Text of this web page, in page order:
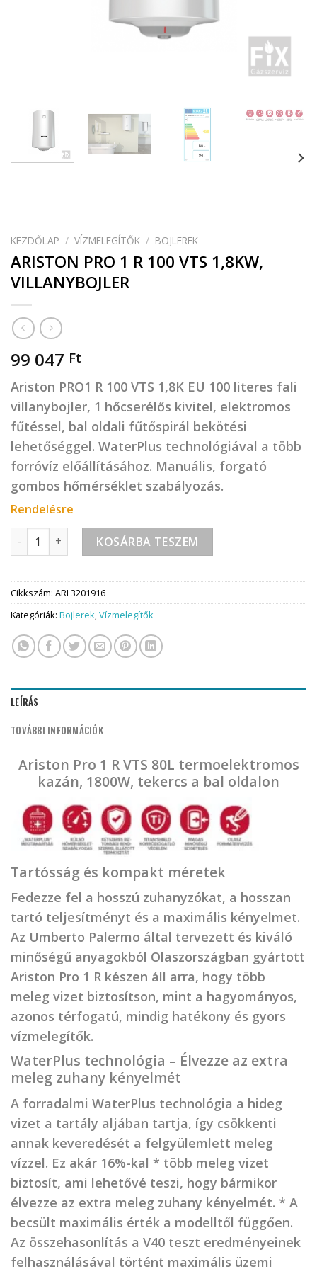
KEZDŐLAP / VÍZMELEGÍTŐK / BOJLEREK
ARISTON PRO 1 R 100 VTS 1,8KW,
VILLANYBOJLER
99 047 Ft
Ariston PRO1 R 100 VTS 1,8K EU 100 literes fali
villanybojler, 1 hőcserélős kivitel, elektromos
fűtéssel, bal oldali fűtőspirál bekötési
lehetőséggel. WaterPlus technológiával a több
forróvíz előállításához. Manuális, forgató
gombos hőmérséklet szabályozás.
Rendelésre
ARISTON PRO 1 R 100 VTS 1,8KW, VILLANYBOJLER mennyiség
KOSÁRBA TESZEM
Cikkszám: ARI 3201916
Kategóriák: Bojlerek,Vízmelegítők
LEÍRÁS
TOVÁBBI INFORMÁCIÓK
Ariston Pro 1 R VTS 80L termoelektromos
kazán, 1800W, tekercs a bal oldalon
Tartósság és kompakt méretek
Fedezze fel a hosszú zuhanyzókat, a hosszan
tartó teljesítményt és a maximális kényelmet.
Az Umberto Palermo által tervezett és kiváló
minőségű anyagokból Olaszországban gyártott
Ariston Pro 1 R készen áll arra, hogy több
meleg vizet biztosítson, mint a hagyományos,
azonos térfogatú, mindig hatékony és gyors
vízmelegítők.
WaterPlus technológia – Élvezze az extra
meleg zuhany kényelmét
A forradalmi WaterPlus technológia a hideg
vizet a tartály aljában tartja, így csökkenti
annak keveredését a felgyülemlett meleg
vízzel. Ez akár 16%-kal * több meleg vizet
biztosít, ami lehetővé teszi, hogy bármikor
élvezze az extra meleg zuhany kényelmét. * A
becsült maximális érték a modelltől függően.
Az összehasonlítás a V40 teszt eredményeinek
felhasználásával történt maximális üzemi